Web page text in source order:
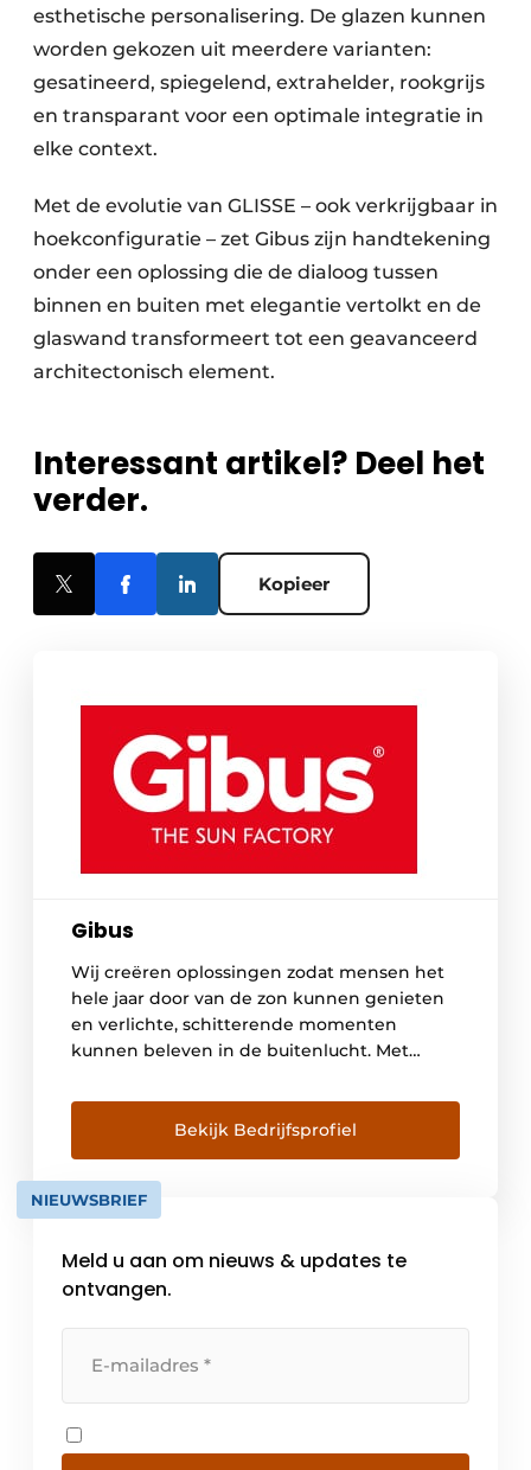
esthetische personalisering. De glazen kunnen
worden gekozen uit meerdere varianten:
gesatineerd, spiegelend, extrahelder, rookgrijs
en transparant voor een optimale integratie in
elke context.
Met de evolutie van GLISSE – ook verkrijgbaar in
hoekconfiguratie – zet Gibus zijn handtekening
onder een oplossing die de dialoog tussen
binnen en buiten met elegantie vertolkt en de
glaswand transformeert tot een geavanceerd
architec­tonisch element.
Interessant artikel? Deel het
verder.
Kopieer
Gibus
Wij creëren oplossingen zodat mensen het
hele jaar door van de zon kunnen genieten
en verlichte, schitterende momenten
kunnen beleven in de buitenlucht. Met
zonweringen en pergola’s en accessoires
zoals glazen deuren, verlichtings- en
geluidssystemen en verwarmingstoestellen.
Wij brengen het “Made in Italy” naar de
wereld, samen met uitmuntendheid in […]
Bekijk Bedrijfsprofiel
NIEUWSBRIEF
Meld u aan om nieuws & updates te
ontvangen.